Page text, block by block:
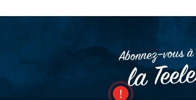
Abonnez–vous à
la